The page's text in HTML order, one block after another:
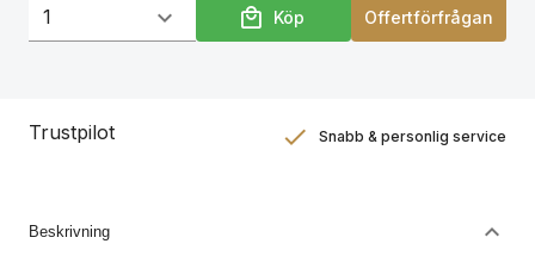
Köp Offertförfrågan
Trustpilot Snabb & personlig service
Beskrivning